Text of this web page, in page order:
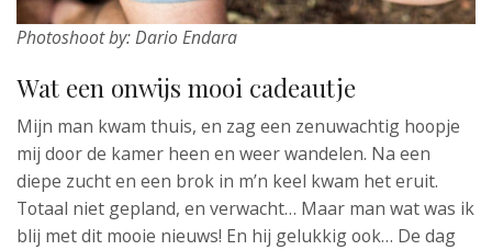
Photoshoot by: Dario Endara
Wat een onwijs mooi cadeautje
Mijn man kwam thuis, en zag een zenuwachtig hoopje
mij door de kamer heen en weer wandelen. Na een
diepe zucht en een brok in m’n keel kwam het eruit.
Totaal niet gepland, en verwacht… Maar man wat was ik
blij met dit mooie nieuws! En hij gelukkig ook… De dag